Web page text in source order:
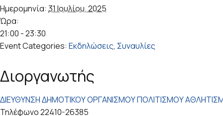
Ημερομηνία: 31 Ιουλίου, 2025
Ώρα:
21:00 - 23:30
Event Categories: Εκδηλώσεις, Συναυλίες
Διοργανωτής
ΔΙΕΥΘΥΝΣΗ ΔΗΜΟΤΙΚΟΥ ΟΡΓΑΝΙΣΜΟΥ ΠΟΛΙΤΙΣΜΟΥ
Τηλέφωνο22410-26385